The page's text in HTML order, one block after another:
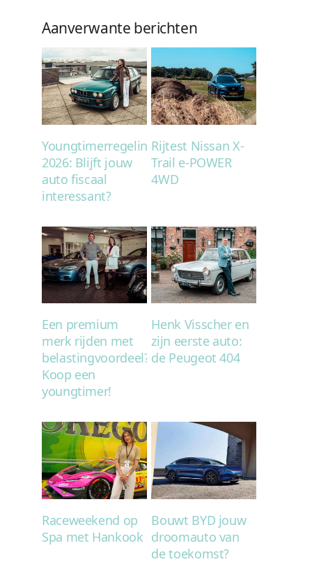
Aanverwante berichten
Youngtimerregeling
2026: Blijft jouw
auto fiscaal
interessant?
Rijtest Nissan X-
Trail e-POWER
4WD
Een premium
merk rijden met
belastingvoordeel?
Koop een
youngtimer!
Henk Visscher en
zijn eerste auto:
de Peugeot 404
Raceweekend op
Spa met Hankook
Bouwt BYD jouw
droomauto van
de toekomst?